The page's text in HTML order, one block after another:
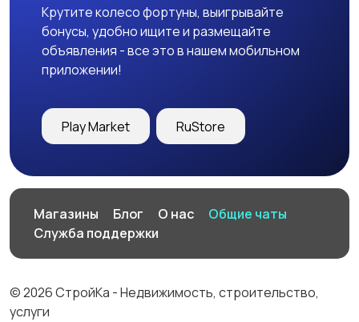
Образование и наука Офисный персонал
Перевозки, склад,
закупки 50
Продажи
Производство19
Рестораны и
Сельское хозяйство Спорт и красота
Крутите колесо фортуны, выигрывайте
бонусы, удобно ищите и размещайте
объявления - все это в нашем мобильном
приложении!
Play Market RuStore
Магазины Блог О нас
Общие чаты
Служба поддержки
© 2026 СтройКа - Недвижимость, строительство,
услуги